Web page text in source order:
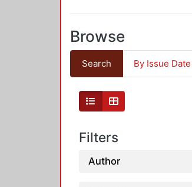
Browse
Search By Issue Date
Filters
Author